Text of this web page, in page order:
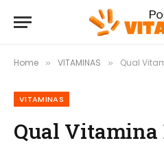
Home » VITAMINAS » Qual
VITAMINAS
Qual Vitamina